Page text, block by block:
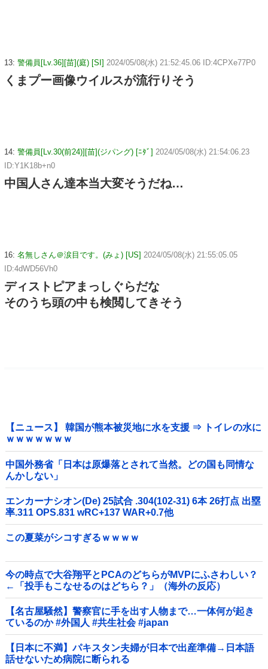
13: 警備員[Lv.36][苗](庭) [SI] 2024/05/08(水) 21:52:45.06 ID:4CPXe77P0
くまプー画像ウイルスが流行りそう
14: 警備員[Lv.30(前24)][苗](ジパング) [ﾆﾀﾞ] 2024/05/08(水) 21:54:06.23
ID:Y1K18b+n0
中国人さん達本当大変そうだね…
16: 名無しさん＠涙目です。(みょ) [US] 2024/05/08(水) 21:55:05.05
ID:4dWD56Vh0
ディストピアまっしぐらだな
そのうち頭の中も検閲してきそう
【ニュース】 韓国が熊本被災地に水を支援 ⇒ トイレの水に
ｗｗｗｗｗｗｗ
中国外務省「日本は原爆落とされて当然。どの国も同情な
んかしない」
エンカーナシオン(De) 25試合 .304(102-31) 6本 26打点 出塁
率.311 OPS.831 wRC+137 WAR+0.7他
この夏菜がシコすぎるｗｗｗｗ
今の時点で大谷翔平とPCAのどちらがMVPにふさわしい？
←「投手もこなせるのはどちら？」（海外の反応）
【名古屋騒然】警察官に手を出す人物まで…一体何が起き
ているのか #外国人 #共生社会 #japan
【日本に不満】パキスタン夫婦が日本で出産準備→日本語
話せないため病院に断られる